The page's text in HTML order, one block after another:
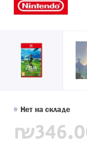
Нет на складе